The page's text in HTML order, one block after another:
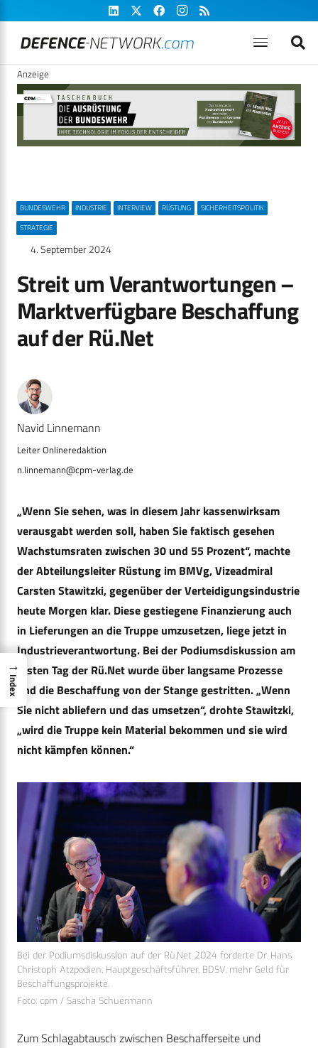
Anzeige
BUNDESWEHR INDUSTRIE INTERVIEW RÜSTUNG
SICHERHEITSPOLITIK
STRATEGIE
4. September 2024
Streit um Verantwortungen –
Marktverfügbare Beschaffung
auf der Rü.Net
Navid Linnemann
n.linnemann@cpm-verlag.de
„Wenn Sie sehen, was in diesem Jahr kassenwirksam
verausgabt werden soll, haben Sie faktisch gesehen
Wachstumsraten zwischen 30 und 55 Prozent“, machte
der Abteilungsleiter Rüstung im BMVg, Vizeadmiral
Carsten Stawitzki, gegenüber der Verteidigungsindustrie
heute Morgen klar. Diese gestiegene Finanzierung auch
in Lieferungen an die Truppe umzusetzen, liege jetzt in
Industrieverantwortung. Bei der Podiumsdiskussion am
ersten Tag der Rü.Net wurde über langsame Prozesse
und die Beschaffung von der Stange gestritten. „Wenn
Sie nicht abliefern und das umsetzen“, drohte Stawitzki,
„wird die Truppe kein Material bekommen und sie wird
nicht kämpfen können.“
Bei der Podiumsdiskussion auf der Rü.Net 2024 forderte Dr. Hans
Christoph Atzpodien, Hauptgeschäftsführer, BDSV, mehr Geld für
Beschaffungsprojekte.
Foto: cpm / Sascha Schuermann
Zum Schlagabtausch zwischen Beschafferseite und
→
Index